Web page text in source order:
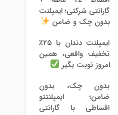
گارانتی شرکتی؛ ایمپلنت
بدون چک و ضامن
ایمپلنت دندان با ۲۵٪
تخفیف واقعی، همین
امروز نوبت بگیر
بدون چک، بدون
ضامن؛ ایمپلنتتو
اقساطی با گارانتی